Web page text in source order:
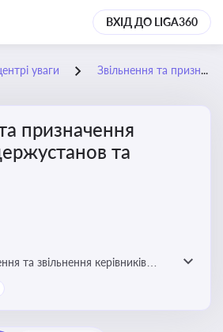
ВХІД ДО LIGA360
уваги Звільнення та призначення керівників держустанов та компаній
призначення
та
та звільнення керівників